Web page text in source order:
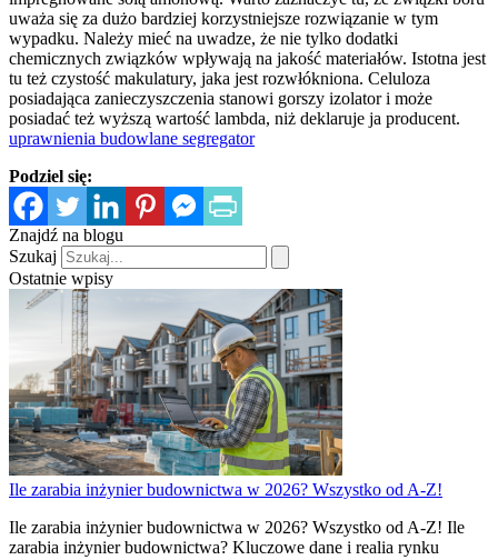
uważa się za dużo bardziej korzystniejsze rozwiązanie w tym
wypadku. Należy mieć na uwadze, że nie tylko dodatki
chemicznych związków wpływają na jakość materiałów. Istotna jest
tu też czystość makulatury, jaka jest rozwłókniona. Celuloza
posiadająca zanieczyszczenia stanowi gorszy izolator i może
posiadać też wyższą wartość lambda, niż deklaruje ja producent.
uprawnienia budowlane segregator
Podziel się:
Znajdź na blogu
Szukaj
Ostatnie wpisy
Ile zarabia inżynier budownictwa w 2026? Wszystko od A-Z!
Ile zarabia inżynier budownictwa w 2026? Wszystko od A-Z! Ile
zarabia inżynier budownictwa? Kluczowe dane i realia rynku